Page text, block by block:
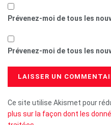
Prévenez-moi de tous les
Prévenez-moi de tous les
Ce site utilise Akismet pour
plus sur la façon dont les